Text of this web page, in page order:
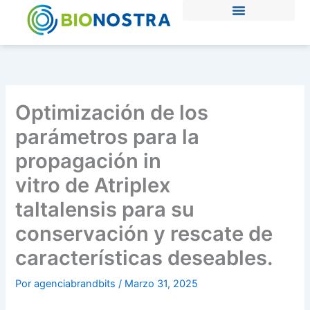
Optimización de los
parámetros para la
propagación in
vitro de Atriplex
taltalensis para su
conservación y rescate de
características deseables.
Poragenciabrandbits/ Marzo 31, 2025